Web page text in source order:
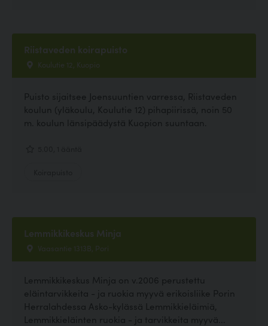
Riistaveden koirapuisto
Koulutie 12, Kuopio
Puisto sijaitsee Joensuuntien varressa, Riistaveden
koulun (yläkoulu, Koulutie 12) pihapiirissä, noin 50
m. koulun länsipäädystä Kuopion suuntaan.
Lemmikkikeskus Minja
Vaasantie 1313B, Pori
Lemmikkikeskus Minja on v.2006 perustettu
eläintarvikkeita - ja ruokia myyvä erikoisliike Porin
Herralahdessa Asko-kylässä Lemmikkieläimiä,
Lemmikkieläinten ruokia - ja tarvikkeita myyvä...